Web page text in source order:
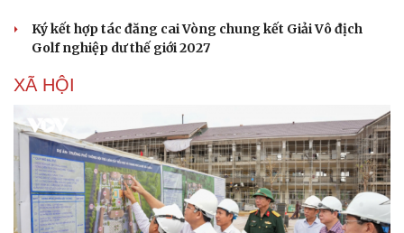
Ký kết hợp tác đăng cai Vòng chung kết Giải Vô địch
Golf nghiệp dư thế giới 2027
XÃ HỘI